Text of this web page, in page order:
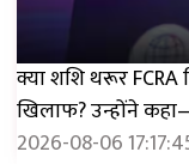
क्या शशि थरूर
खिलाफ? उन्होंने
2026-08-06